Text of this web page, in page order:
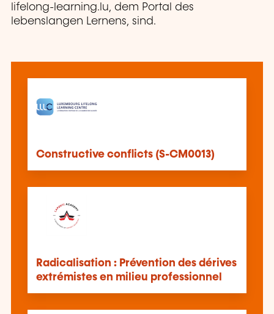
lifelong-learning.lu, dem Portal des
lebenslangen Lernens, sind.
Constructive conflicts (S-CM0013)
Radicalisation : Prévention des dérives
extrémistes en milieu professionnel